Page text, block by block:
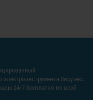
Вирутекс
24/7 бесплатно по всей